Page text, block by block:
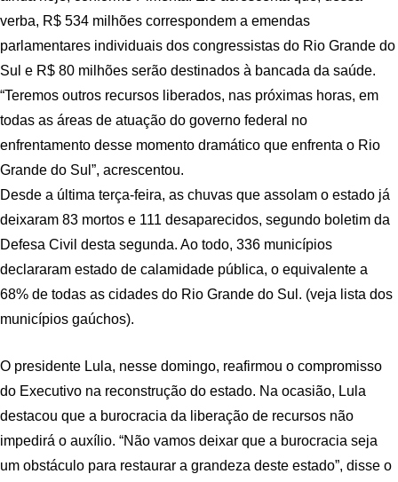
verba, R$ 534 milhões correspondem a emendas
parlamentares individuais dos congressistas do Rio Grande do
Sul e R$ 80 milhões serão destinados à bancada da saúde.
“Teremos outros recursos liberados, nas próximas horas, em
todas as áreas de atuação do governo federal no
enfrentamento desse momento dramático que enfrenta o Rio
Grande do Sul”, acrescentou.
Desde a última terça-feira, as chuvas que assolam o estado já
deixaram 83 mortos e 111 desaparecidos, segundo boletim da
Defesa Civil desta segunda. Ao todo, 336 municípios
declararam estado de calamidade pública, o equivalente a
68% de todas as cidades do Rio Grande do Sul. (veja lista dos
municípios gaúchos).
O presidente Lula, nesse domingo, reafirmou o compromisso
do Executivo na reconstrução do estado. Na ocasião, Lula
destacou que a burocracia da liberação de recursos não
impedirá o auxílio. “Não vamos deixar que a burocracia seja
um obstáculo para restaurar a grandeza deste estado”, disse o